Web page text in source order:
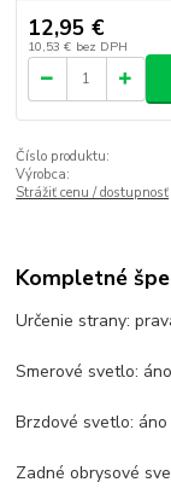
12,95 €
10,53 € bez DPH
Číslo produktu:
Výrobca:
Strážiť cenu / dostupnosť
Kompletné
Určenie strany:
Smerové svetlo: áno
Brzdové svetlo: áno
Zadné obrysové